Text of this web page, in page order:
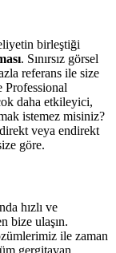
birleştiği
. Sınırsız görsel
referans ile size
Professional
daha etkileyici,
istemez misiniz?
veya endirekt
göre.
hızlı ve
bize ulaşın.
ile zaman
gergitavan